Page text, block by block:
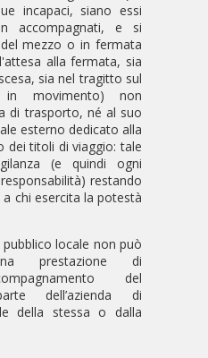
incapaci, siano essi
accompagnati, e si
mezzo o in fermata
alla fermata, sia
sia nel tragitto sul
movimento) non
di trasporto, né al suo
esterno dedicato alla
dei titoli di viaggio: tale
(e quindi ogni
restando
chi esercita la potestà
locale non può
prestazione di
del
dell’azienda di
della stessa o dalla